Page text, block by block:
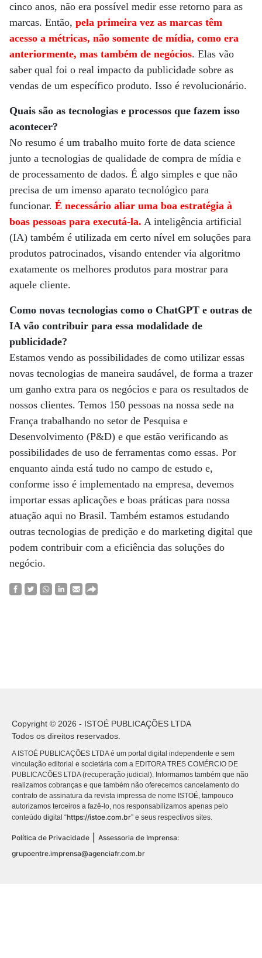
cinco anos, não era possível medir esse retorno para as
marcas. Então, pela primeira vez as marcas têm
acesso a métricas, não somente de mídia, como era
anteriormente, mas também de negócios. Elas vão
saber qual foi o real impacto da publicidade sobre as
vendas de um específico produto. Isso é revolucionário.
Quais são as tecnologias e processos que fazem isso
acontecer?
No resumo é um trabalho muito forte de data science
junto a tecnologias de qualidade de compra de mídia e
de processamento de dados. É algo simples e que não
precisa de um imenso aparato tecnológico para
funcionar. É necessário aliar uma boa estratégia à
boas pessoas para executá-la. A inteligência artificial
(IA) também é utilizada em certo nível em soluções para
produtos patrocinados, visando entender via algoritmo
exatamente os melhores produtos para mostrar para
aquele cliente.
Como novas tecnologias como o ChatGPT e outras de
IA vão contribuir para essa modalidade de
publicidade?
Estamos vendo as possibilidades de como utilizar essas
novas tecnologias de maneira saudável, de forma a trazer
um ganho extra para os negócios e para os resultados de
nossos clientes. Temos 150 pessoas na nossa sede na
França trabalhando no setor de Pesquisa e
Desenvolvimento (P&D) e que estão verificando as
possibilidades de uso de ferramentas como essas. Por
enquanto ainda está tudo no campo de estudo e,
conforme isso é implementado na empresa, devemos
importar essas aplicações e boas práticas para nossa
atuação aqui no Brasil. Também estamos estudando
outras tecnologias de predição e do marketing digital que
podem contribuir com a eficiência das soluções do
negócio.
Copyright © 2026 - ISTOÉ PUBLICAÇÕES LTDA
Todos os direitos reservados.
A ISTOÉ PUBLICAÇÕES LTDA é um portal digital independente e sem
vinculação editorial e societária com a EDITORA TRES COMÉRCIO DE
PUBLICACÕES LTDA (recuperação judicial). Informamos também que não
realizamos cobranças e que também não oferecemos cancelamento do
contrato de assinatura da revista impressa de nome ISTOÉ, tampouco
autorizamos terceiros a fazê-lo, nos responsabilizamos apenas pelo
conteúdo digital “https://istoe.com.br” e seus respectivos sites.
Política de Privacidade
Assessoria de Imprensa:
grupoentre.imprensa@agenciafr.com.br